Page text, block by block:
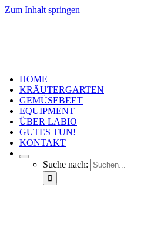
Zum Inhalt springen
HOME
KRÄUTERGARTEN
GEMÜSEBEET
EQUIPMENT
ÜBER LABIO
GUTES TUN!
KONTAKT
Suche nach: